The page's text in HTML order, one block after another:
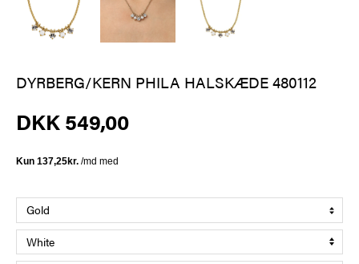
DYRBERG/KERN PHILA HALSKÆDE 480112
DKK 549,00